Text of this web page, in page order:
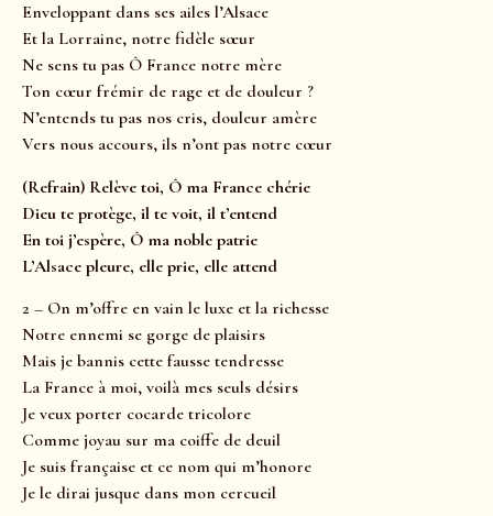
Enveloppant dans ses ailes l’Alsace
Et la Lorraine, notre fidèle sœur
Ne sens tu pas Ô France notre mère
Ton cœur frémir de rage et de douleur ?
N’entends tu pas nos cris, douleur amère
Vers nous accours, ils n’ont pas notre cœur
(Refrain) Relève toi, Ô ma France chérie
Dieu te protège, il te voit, il t’entend
En toi j’espère, Ô ma noble patrie
L’Alsace pleure, elle prie, elle attend
2 – On m’offre en vain le luxe et la richesse
Notre ennemi se gorge de plaisirs
Mais je bannis cette fausse tendresse
La France à moi, voilà mes seuls désirs
Je veux porter cocarde tricolore
Comme joyau sur ma coiffe de deuil
Je suis française et ce nom qui m’honore
Je le dirai jusque dans mon cercueil